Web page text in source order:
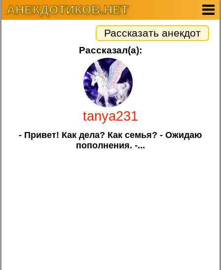
АНЕКДОТИКОВ.НЕТ
Рассказать анекдот
Рассказал(а):
tanya231
- Привет! Как дела? Как семья? - Ожидаю
пополнения. -...